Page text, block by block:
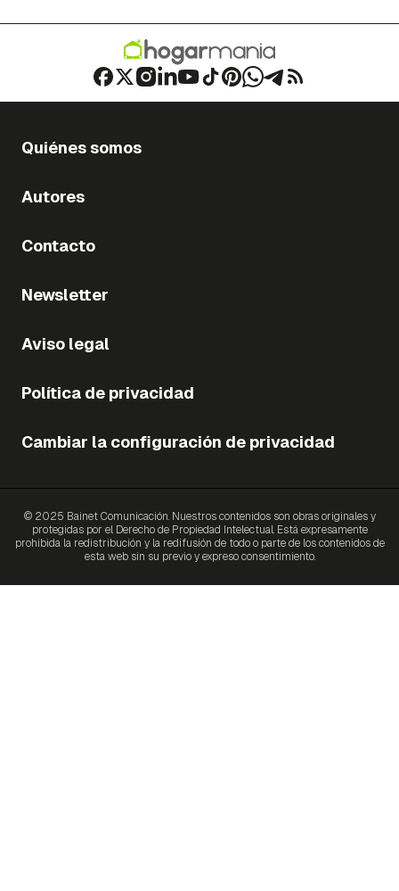
Quiénes somos
Autores
Contacto
Newsletter
Aviso legal
Política de privacidad
Cambiar la configuración de privacidad
© 2025 Bainet Comunicación. Nuestros contenidos son obras originales y
protegidas por el Derecho de Propiedad Intelectual. Está expresamente
prohibida la redistribución y la redifusión de todo o parte de los contenidos de
esta web sin su previo y expreso consentimiento.